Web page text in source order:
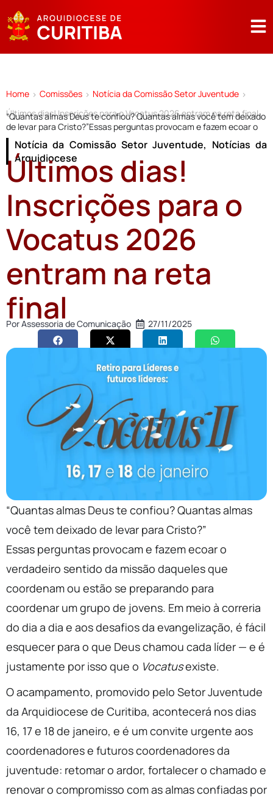
Home > Comissões > Notícia da Comissão Setor Juventude >
Últimos dias! Inscrições para o Vocatus 2026 entram na reta final
“Quantas almas Deus te confiou? Quantas almas você tem deixado
de levar para Cristo?”Essas perguntas provocam e fazem ecoar o
Notícia da Comissão Setor Juventude, Notícias da
Arquidiocese
Últimos dias!
Inscrições para o
Vocatus 2026
entram na reta
final
PorAssessoria de Comunicação 27/11/2025
“Quantas almas Deus te confiou? Quantas almas
você tem deixado de levar para Cristo?”
Essas perguntas provocam e fazem ecoar o
verdadeiro sentido da missão daqueles que
coordenam ou estão se preparando para
coordenar um grupo de jovens. Em meio à correria
do dia a dia e aos desafios da evangelização, é fácil
esquecer para o que Deus chamou cada líder — e é
justamente por isso que o Vocatusexiste.
O acampamento, promovido pelo Setor Juventude
da Arquidiocese de Curitiba, acontecerá nos dias
16, 17 e 18 de janeiro, e é um convite urgente aos
coordenadores e futuros coordenadores da
juventude: retomar o ardor, fortalecer o chamado e
renovar o compromisso com as almas confiadas por